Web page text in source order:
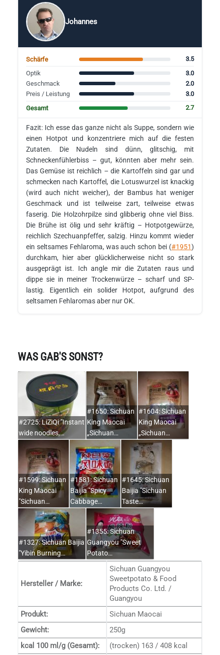
Johannes
Schärfe
3.5
Optik
3.0
Geschmack
2.0
Preis / Leistung
3.0
Gesamt
2.7
Fazit: Ich esse das ganze nicht als Suppe, sondern wie
einen Hotpot und konzentriere mich auf die festen
Zutaten. Die Nudeln sind dünn, glitschig, mit
Schneckenfühlerbiss – gut, könnten aber mehr sein.
Das Gemüse ist reichlich – die Kartoffeln sind gar und
schmecken nach Kartoffel, die Lotuswurzel ist knackig
(wird auch nicht weicher), der Bambus hat weniger
Geschmack und ist teilweise zart, teilweise etwas
faserig. Die Holzohrpilze sind glibberig ohne viel Biss.
Die Brühe ist ölig und sehr kräftig – Hotpotgewürze,
reichlich Szechuanpfeffer, salzig. Hinzu kommt wieder
ein seltsames Fehlaroma, was auch schon bei (#1951)
durchkam, hier aber glücklicherweise nicht so stark
ausgeprägt ist. Ich angle mir die Zutaten raus und
dippe sie in meiner Trockenwürze – scharf und SP-
lastig. Eigentlich ein solider Hotpot, aufgrund des
seltsamen Fehlaromas aber nur OK.
WAS GAB'S SONST?
#2725: LiZiQi "Instant
wide noodles,…
#1650: Sichuan
King Maocai
„Sichuan…
#1604: Sichuan
King Maocai
„Sichuan…
#1599: Sichuan
King Maocai
"Sichuan…
#1581: Sichuan
Baijia "Spicy
Cabbage…
#1645: Sichuan
Baijia "Sichuan
Taste…
#1327: Sichuan Baijia
"Yibin Burning…
#1355: Sichuan
Guangyou "Sweet
Potato…
Hersteller / Marke:
Sichuan Guangyou
Sweetpotato & Food
Products Co. Ltd. /
Guangyou
Produkt:
Sichuan Maocai
Gewicht:
250g
kcal 100 ml/g (Gesamt):
(trocken) 163 / 408 kcal